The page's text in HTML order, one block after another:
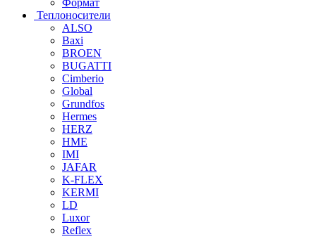
Теплоносители
ALSO
Baxi
BROEN
BUGATTI
Cimberio
Global
Grundfos
Hermes
HERZ
HME
IMI
JAFAR
K-FLEX
KERMI
LD
Luxor
Reflex